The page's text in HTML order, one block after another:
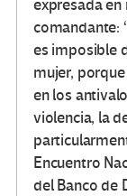
expresada
comandante:
es imposible
mujer,
en los
violencia, la
Encuentro
del Banco de